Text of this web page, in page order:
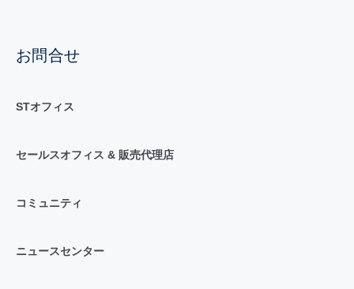
お問合せ
STオフィス
セールスオフィス & 販売代理店
コミュニティ
ニュースセンター